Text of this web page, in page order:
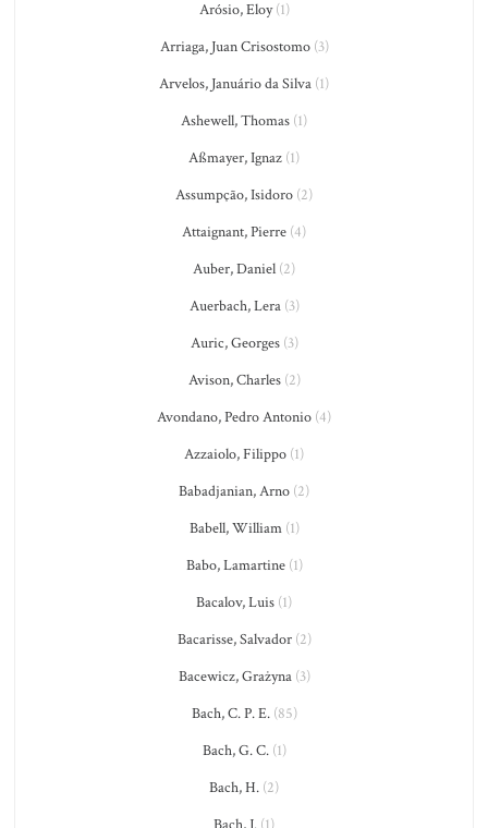
Arósio, Eloy(1)
Arriaga, Juan Crisostomo(3)
Arvelos, Januário da Silva (1)
Ashewell, Thomas (1)
Aßmayer, Ignaz (1)
Assumpção, Isidoro (2)
Attaignant, Pierre (4)
Auber, Daniel (2)
Auerbach, Lera(3)
Auric, Georges(3)
Avison, Charles(2)
Avondano, Pedro Antonio (4)
Azzaiolo, Filippo (1)
Babadjanian, Arno (2)
Babell, William(1)
Babo, Lamartine(1)
Bacalov, Luis (1)
Bacarisse, Salvador(2)
Bacewicz, Grażyna(3)
Bach, C. P. E.(85)
Bach, G. C.(1)
Bach, H. (2)